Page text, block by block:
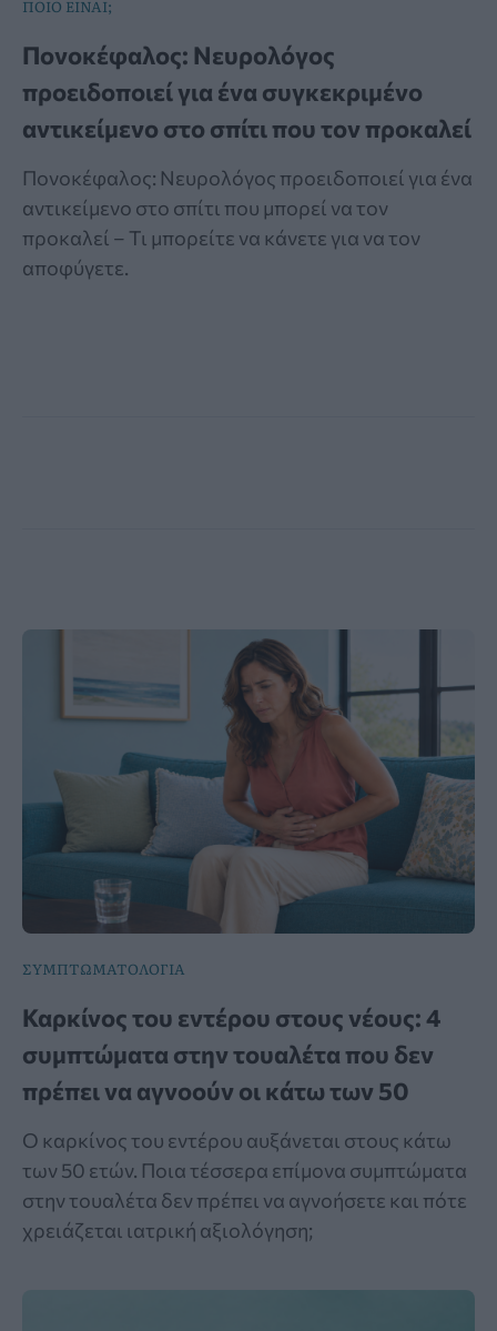
ΠΟΙΟ ΕΙΝΑΙ;
Πονοκέφαλος: Νευρολόγος
προειδοποιεί για ένα συγκεκριμένο
αντικείμενο στο σπίτι που τον προκαλεί
Πονοκέφαλος: Νευρολόγος προειδοποιεί για ένα
αντικείμενο στο σπίτι που μπορεί να τον
προκαλεί – Τι μπορείτε να κάνετε για να τον
αποφύγετε.
ΣΥΜΠΤΩΜΑΤΟΛΟΓΙΑ
Καρκίνος του εντέρου στους νέους: 4
συμπτώματα στην τουαλέτα που δεν
πρέπει να αγνοούν οι κάτω των 50
Ο καρκίνος του εντέρου αυξάνεται στους κάτω
των 50 ετών. Ποια τέσσερα επίμονα συμπτώματα
στην τουαλέτα δεν πρέπει να αγνοήσετε και πότε
χρειάζεται ιατρική αξιολόγηση;